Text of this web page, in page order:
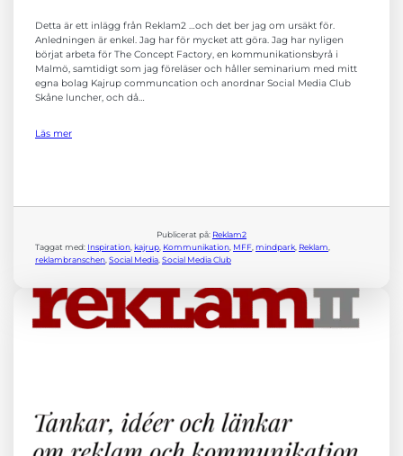
Detta är ett inlägg från Reklam2 …och det ber jag om ursäkt för.
Anledningen är enkel. Jag har för mycket att göra. Jag har nyligen
börjat arbeta för The Concept Factory, en kommunikationsbyrå i
Malmö, samtidigt som jag föreläser och håller seminarium med mitt
egna bolag Kajrup communcation och anordnar Social Media Club
Skåne luncher, och då…
Läs mer
Publicerat på: Reklam2
Taggat med: Inspiration, kajrup, Kommunikation, MFF, mindpark, Reklam
reklambranschen, Social Media, Social Media Club
Upplevelse
För att vår
hemsida ska
prestera så
bra som
under ditt
besök. Om
hemsidan.
Marknadsföring
Genom att dela
med dig av dina
anpassat innehåll
och erbjudanden.